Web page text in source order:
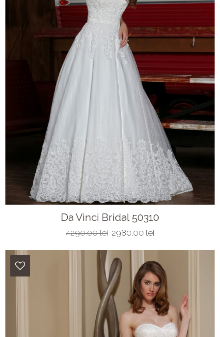
Da Vinci Bridal 50310
4290.00 lei 2980.00 lei